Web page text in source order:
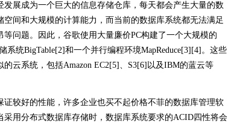
展成为一个巨大的信息存储仓库，每天都会产生大量的数
间和大规模的计算能力，而当前的数据库系统都无法满足
问题。因此，谷歌使用大量廉价PC构建了一个大规模的
统BigTable[2]和一个并行编程环境MapReduce[3][4]。这些
云系统，包括Amazon EC2[5]、S3[6]以及IBM的蓝云等
较好的性能，许多企业也买不起价格不菲的数据库管理软
用分布式数据库存储时，数据库系统要求的ACID四性将会